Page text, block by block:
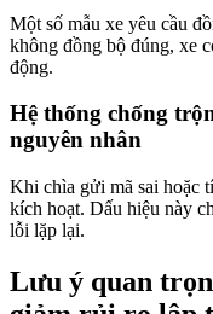
Một số mẫu xe yêu cầu
không đồng bộ đúng, xe
động.
Hệ thống chống
nguyên nhân
Khi chìa gửi mã sai hoặc
kích hoạt. Dấu hiệu này
lỗi lặp lại.
Lưu ý quan